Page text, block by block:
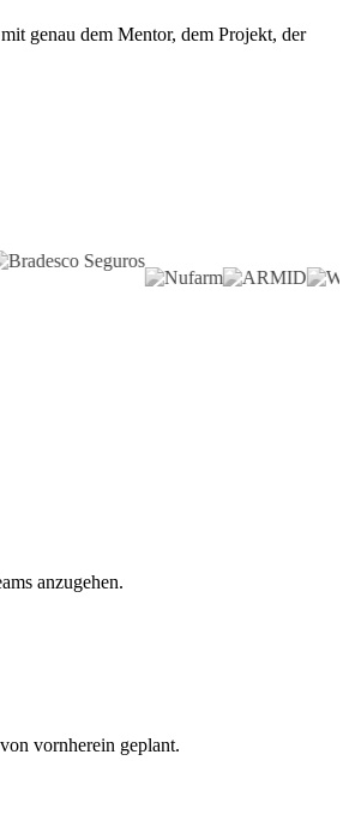
genau dem Mentor, dem Projekt, der
anzugehen.
vornherein geplant.